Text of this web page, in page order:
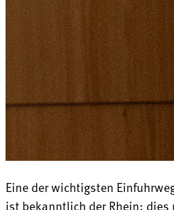
Eine der wichtigsten
ist bekanntlich der Rhein;